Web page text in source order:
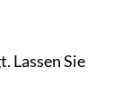
Lassen Sie